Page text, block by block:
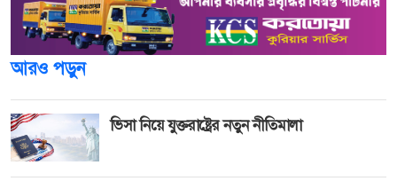
আরও পড়ুন
ভিসা নিয়ে যুক্তরাষ্ট্রের নতুন নীতিমালা